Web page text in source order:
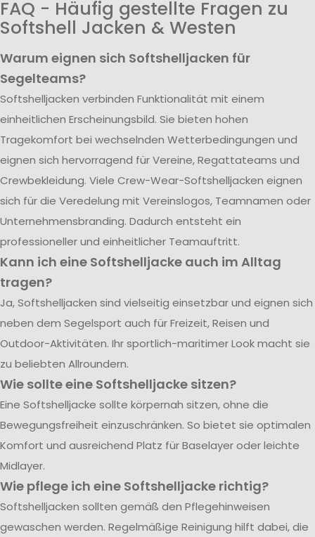
FAQ - Häufig gestellte Fragen zu
Softshell Jacken & Westen
Warum eignen sich Softshelljacken für
Segelteams?
Softshelljacken verbinden Funktionalität mit einem
einheitlichen Erscheinungsbild. Sie bieten hohen
Tragekomfort bei wechselnden Wetterbedingungen und
eignen sich hervorragend für Vereine, Regattateams und
Crewbekleidung. Viele Crew-Wear-Softshelljacken eignen
sich für die Veredelung mit Vereinslogos, Teamnamen oder
Unternehmensbranding. Dadurch entsteht ein
professioneller und einheitlicher Teamauftritt.
Kann ich eine Softshelljacke auch im Alltag
tragen?
Ja, Softshelljacken sind vielseitig einsetzbar und eignen sich
neben dem Segelsport auch für Freizeit, Reisen und
Outdoor-Aktivitäten. Ihr sportlich-maritimer Look macht sie
zu beliebten Allroundern.
Wie sollte eine Softshelljacke sitzen?
Eine Softshelljacke sollte körpernah sitzen, ohne die
Bewegungsfreiheit einzuschränken. So bietet sie optimalen
Komfort und ausreichend Platz für Baselayer oder leichte
Midlayer.
Wie pflege ich eine Softshelljacke richtig?
Softshelljacken sollten gemäß den Pflegehinweisen
gewaschen werden. Regelmäßige Reinigung hilft dabei, die